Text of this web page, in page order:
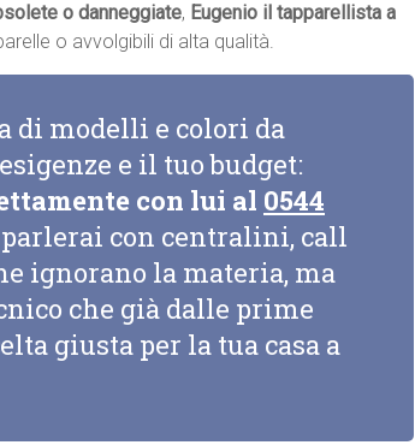
o danneggiate, Eugenio il tapparellista a
o avvolgibili di alta qualità.
di modelli e colori da
e il tuo budget:
con lui al 0544
con centralini, call
ignorano la materia, ma
che già dalle prime
giusta per la tua casa a